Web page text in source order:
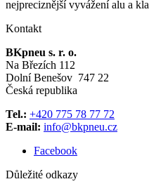
nejpreciznější vyvážení alu a
Kontakt
BKpneu s. r. o.
Na Březích 112
Dolní Benešov 747 22
Česká republika
Tel.: +420 775 78 77 72
E-mail: info@bkpneu.cz
Facebook
Důležité odkazy